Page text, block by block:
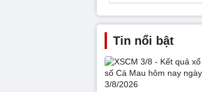
Tin nổi bật